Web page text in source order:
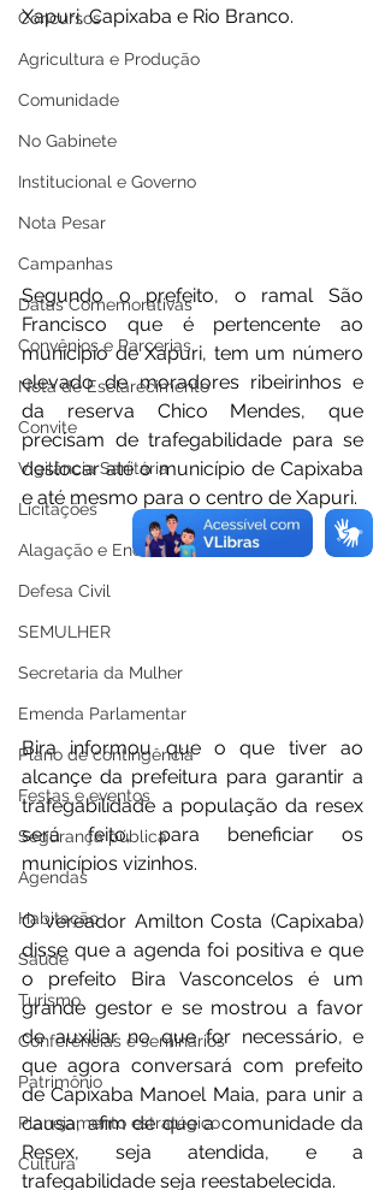
Concursos
Agricultura e Produção
Comunidade
No Gabinete
Institucional e Governo
Nota Pesar
Campanhas
Datas Comemorativas
Convênios e Parcerias
Nota de Esclarecimento
Convite
Vigilância Sanitária
Licitações
Alagação e Enchente
Defesa Civil
SEMULHER
Secretaria da Mulher
Emenda Parlamentar
Plano de contingência
Festas e eventos
Segurança pública
Agendas
Habitação
Saúde
Turismo
Conferências e seminários
Patrimônio
Planejamento estratégico
Cultura
Xapuri, Capixaba e Rio Branco.
Segundo o prefeito, o ramal São
Francisco que é pertencente ao
município de Xapuri, tem um número
elevado de moradores ribeirinhos e
da reserva Chico Mendes, que
precisam de trafegabilidade para se
deslocar até o município de Capixaba
e até mesmo para o centro de Xapuri.
Bira informou que o que tiver ao
alcançe da prefeitura para garantir a
trafegabilidade a população da resex
será feito, para beneficiar os
municípios vizinhos.
O vereador Amilton Costa (Capixaba)
disse que a agenda foi positiva e que
o prefeito Bira Vasconcelos é um
grande gestor e se mostrou a favor
de auxiliar no que for necessário, e
que agora conversará com prefeito
de Capixaba Manoel Maia, para unir a
causa, afim de que a comunidade da
Resex, seja atendida, e a
trafegabilidade seja reestabelecida.